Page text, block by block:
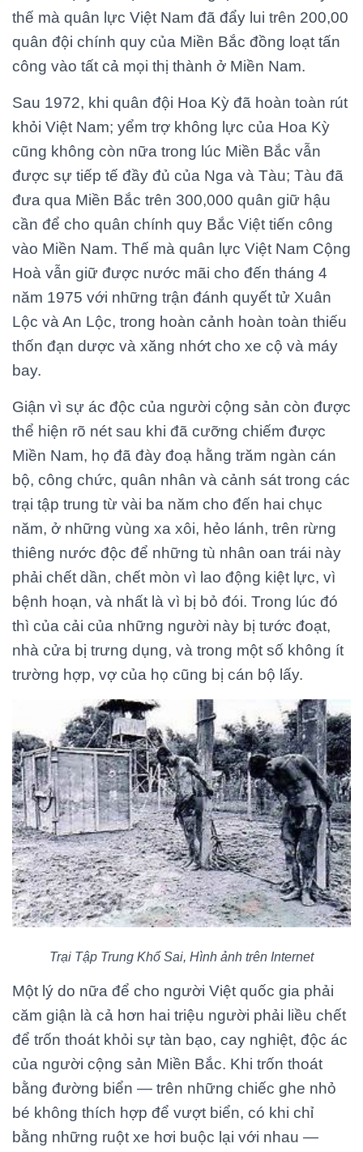
thế mà quân lực Việt Nam đã đẩy lui trên 200,00
quân đội chính quy của Miền Bắc đồng loạt tấn
công vào tất cả mọi thị thành ở Miền Nam.
Sau 1972, khi quân đội Hoa Kỳ đã hoàn toàn rút
khỏi Việt Nam; yểm trợ không lực của Hoa Kỳ
cũng không còn nữa trong lúc Miền Bắc vẫn
được sự tiếp tế đầy đủ của Nga và Tàu; Tàu đã
đưa qua Miền Bắc trên 300,000 quân giữ hậu
cần để cho quân chính quy Bắc Việt tiến công
vào Miền Nam. Thế mà quân lực Việt Nam Cộng
Hoà vẫn giữ được nước mãi cho đến tháng 4
năm 1975 với những trận đánh quyết tử Xuân
Lộc và An Lộc, trong hoàn cảnh hoàn toàn thiếu
thốn đạn dược và xăng nhớt cho xe cộ và máy
bay.
Giận vì sự ác độc của người cộng sản còn được
thể hiện rõ nét sau khi đã cưỡng chiếm được
Miền Nam, họ đã đày đoạ hằng trăm ngàn cán
bộ, công chức, quân nhân và cảnh sát trong các
trại tập trung từ vài ba năm cho đến hai chục
năm, ở những vùng xa xôi, hẻo lánh, trên rừng
thiêng nước độc để những tù nhân oan trái này
phải chết dần, chết mòn vì lao động kiệt lực, vì
bệnh hoạn, và nhất là vì bị bỏ đói. Trong lúc đó
thì của cải của những người này bị tước đoạt,
nhà cửa bị trưng dụng, và trong một số không ít
trường hợp, vợ của họ cũng bị cán bộ lấy.
Trại Tập Trung Khổ Sai, Hình ảnh trên Internet
Một lý do nữa để cho người Việt quốc gia phải
căm giận là cả hơn hai triệu người phải liều chết
để trốn thoát khỏi sự tàn bạo, cay nghiệt, độc ác
của người cộng sản Miền Bắc. Khi trốn thoát
bằng đường biển — trên những chiếc ghe nhỏ
bé không thích hợp để vượt biển, có khi chỉ
bằng những ruột xe hơi buộc lại với nhau —